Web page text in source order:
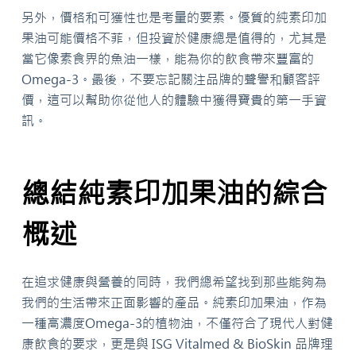
另外，價格和可獲性也是考量的要素。優質的純素印加
果油可能價格不菲，但投資於健康總是值得的，尤其是
當它像素食界的魚油一樣，能為你的飲食帶來豐富的
Omega-3。最後，不要忘記關注品牌的聲譽和顧客評
價，這可以幫助你從他人的體驗中獲得寶貴的第一手資
訊。
總結純素印加果油的綜合
概述
在追求健康與營養的同時，我們總希望找到那些能夠為
我們的生活帶來正面影響的產品。純素印加果油，作為
一種高濃度Omega-3的植物油，不僅符合了現代人對健
康飲食的要求，更是與 ISG Vitalmed & BioSkin 品牌理